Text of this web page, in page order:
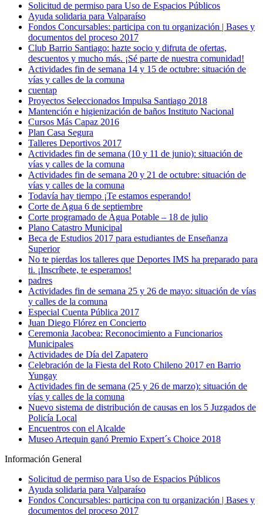
Solicitud de permiso para Uso de Espacios Públicos
Ayuda solidaria para Valparaíso
Fondos Concursables: participa con tu organización | Bases y
documentos del proceso 2017
Club Barrio Santiago: hazte socio y difruta de ofertas,
descuentos y mucho más. ¡Sé parte de nuestra comunidad!
Actividades fin de semana 14 y 15 de octubre: situación de
vías y calles de la comuna
cuentap
Proyectos Seleccionados Impulsa Santiago 2018
Mantención e higienización de baños Instituto Nacional
Cursos Más Capaz 2016
Plan Casa Segura
Talleres Deportivos 2017
Actividades fin de semana (10 y 11 de junio): situación de
vías y calles de la comuna
Actividades fin de semana 20 y 21 de octubre: situación de
vías y calles de la comuna
Todavía hay tiempo ¡Te estamos esperando!
Corte de Agua 6 de septiembre
Corte programado de Agua Potable – 18 de julio
Plano Catastro Municipal
Beca de Estudios 2017 para estudiantes de Enseñanza
Superior
No te pierdas los talleres que Deportes IMS ha preparado para
ti. ¡Inscríbete, te esperamos!
padres
Actividades fin de semana 25 y 26 de mayo: situación de vías
y calles de la comuna
Especial Cuenta Pública 2017
Juan Diego Flórez en Concierto
Ceremonia Jacobea: Reconocimiento a Funcionarios
Municipales
Actividades de Día del Zapatero
Celebración de la Fiesta del Roto Chileno 2017 en Barrio
Yungay
Actividades fin de semana (25 y 26 de marzo): situación de
vías y calles de la comuna
Nuevo sistema de distribución de causas en los 5 Juzgados de
Policía Local
Encuentros con el Alcalde
Museo Artequin ganó Premio Expert´s Choice 2018
Información General
Solicitud de permiso para Uso de Espacios Públicos
Ayuda solidaria para Valparaíso
Fondos Concursables: participa con tu organización | Bases y
documentos del proceso 2017